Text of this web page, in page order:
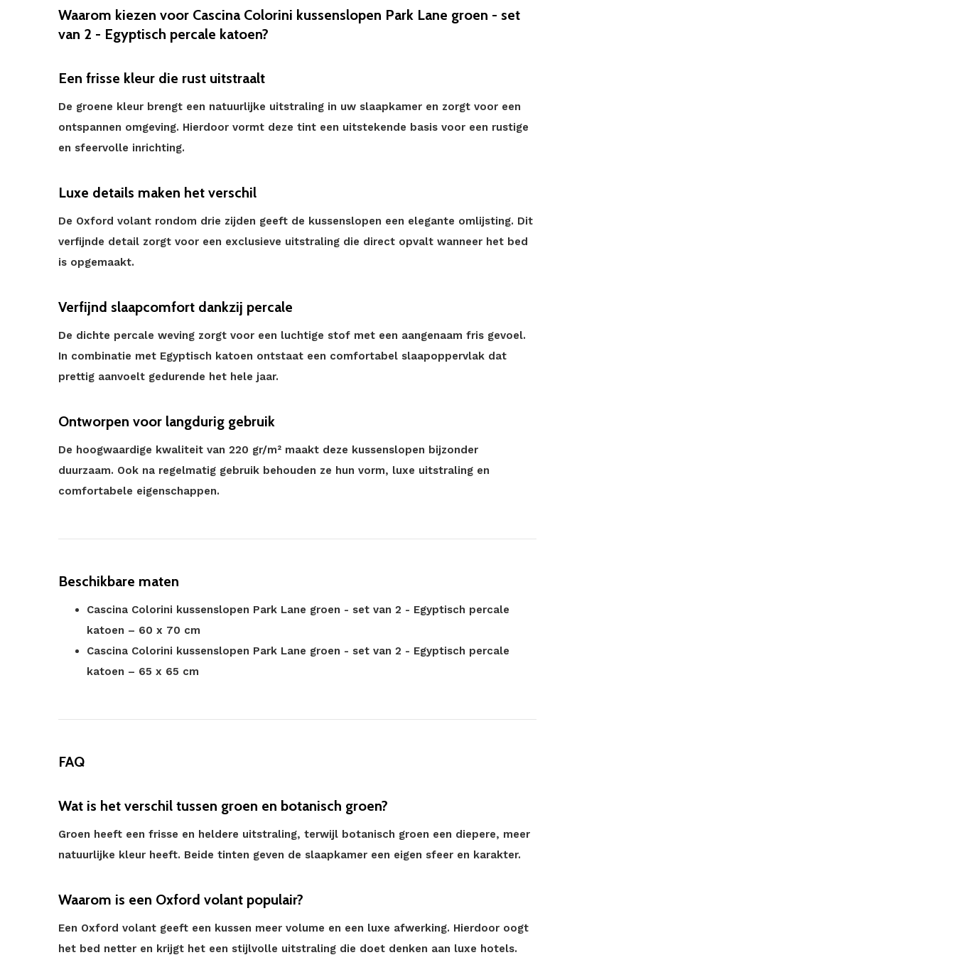
Waarom kiezen voor Cascina Colorini kussenslopen Park Lane groen - set
van 2 - Egyptisch percale katoen?
Een frisse kleur die rust uitstraalt
De groene kleur brengt een natuurlijke uitstraling in uw slaapkamer en zorgt voor een
ontspannen omgeving. Hierdoor vormt deze tint een uitstekende basis voor een rustige
en sfeervolle inrichting.
Luxe details maken het verschil
De Oxford volant rondom drie zijden geeft de kussenslopen een elegante omlijsting. Dit
verfijnde detail zorgt voor een exclusieve uitstraling die direct opvalt wanneer het bed
is opgemaakt.
Verfijnd slaapcomfort dankzij percale
De dichte percale weving zorgt voor een luchtige stof met een aangenaam fris gevoel.
In combinatie met Egyptisch katoen ontstaat een comfortabel slaapoppervlak dat
prettig aanvoelt gedurende het hele jaar.
Ontworpen voor langdurig gebruik
De hoogwaardige kwaliteit van 220 gr/m² maakt deze kussenslopen bijzonder
duurzaam. Ook na regelmatig gebruik behouden ze hun vorm, luxe uitstraling en
comfortabele eigenschappen.
Beschikbare maten
Cascina Colorini kussenslopen Park Lane groen - set van 2 - Egyptisch percale
katoen – 60 x 70 cm
Cascina Colorini kussenslopen Park Lane groen - set van 2 - Egyptisch percale
katoen – 65 x 65 cm
FAQ
Wat is het verschil tussen groen en botanisch groen?
Groen heeft een frisse en heldere uitstraling, terwijl botanisch groen een diepere, meer
natuurlijke kleur heeft. Beide tinten geven de slaapkamer een eigen sfeer en karakter.
Waarom is een Oxford volant populair?
Een Oxford volant geeft een kussen meer volume en een luxe afwerking. Hierdoor oogt
het bed netter en krijgt het een stijlvolle uitstraling die doet denken aan luxe hotels.